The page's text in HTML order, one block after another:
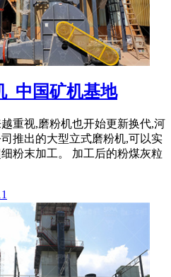
_中国矿机基地
重视,磨粉机也开始更新换代,河
推出的大型立式磨粉机,可以实
粉末加工。 加工后的粉煤灰粒